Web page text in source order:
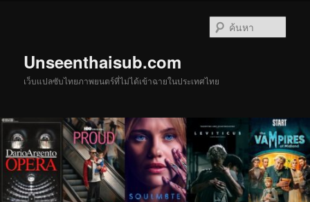
Unseenthaisub.com
เว็บแปลซับไทยภาพยนตร์ที่ไม่ได้เข้าฉายในประเทศไทย